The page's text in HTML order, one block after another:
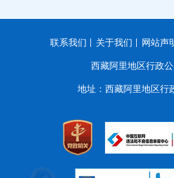
联系我们 关于我们 网站声
西藏阿里地区行政
地址：西藏阿里地区行